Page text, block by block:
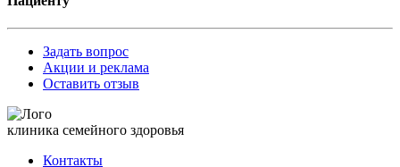
Задать вопрос
Акции и реклама
Оставить отзыв
клиника семейного здоровья
Контакты